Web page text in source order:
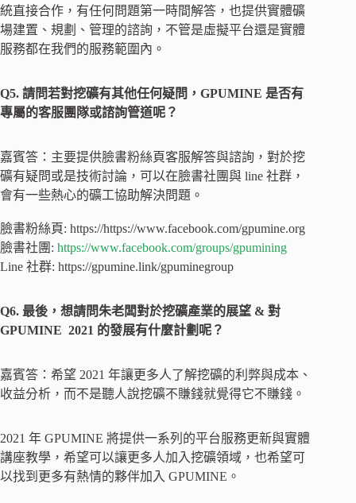
統直接合作，有任何問題第一時間解答，也提供實體礦
場建置、規劃、管理的諮詢，不管是虛擬平台還是實體
服務都在我們的服務範圍內。
Q5. 請問若對挖礦有其他任何疑問，GPUMINE 是否有
專屬的客服團隊或諮詢管道呢？
嘉賓答：主要提供臉書粉絲頁客服解答與諮詢，對於挖
礦有疑問或是技術討論，可以在臉書社團與 line 社群，
會有一些熱心的礦工協助解決問題。
臉書粉絲頁: https://https://www.facebook.com/gpumine.org
臉書社團: https://www.facebook.com/groups/gpumining
Line 社群: https://gpumine.link/gpuminegroup
Q6. 最後，想請問朱老闆對於挖礦產業的展望 & 對
GPUMINE 2021 的發展有什麼計劃呢？
嘉賓答：希望 2021 年讓更多人了解挖礦的利弊與成本、
收益分析，而不是聽人說挖礦不賺錢就覺得它不賺錢。
2021 年 GPUMINE 將提供一系列的平台服務更新與實體
講座教學，希望可以讓更多人加入挖礦領域，也希望可
以找到更多有熱情的夥伴加入 GPUMINE。